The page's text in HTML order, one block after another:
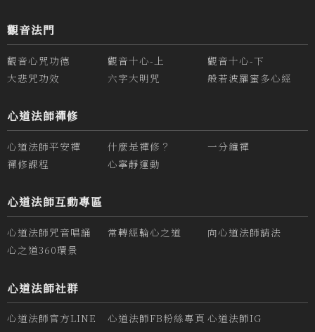
觀音法門
觀音心咒功德 觀音十心-上
觀音十心-下
大悲咒功效
六字大明咒 般若波羅蜜多心經
心道法師禪修
心道法師平安禪 什麼是禪修？
一分鐘禪
禪修課程
心寧靜運動
心道法師互動專區
心道法師咒音唱誦 常轉經輪心之道
向心道法師請法
心之道360環景
心道法師社群
心道法師官方LINE 心道法師FB粉絲專頁 心道法師IG